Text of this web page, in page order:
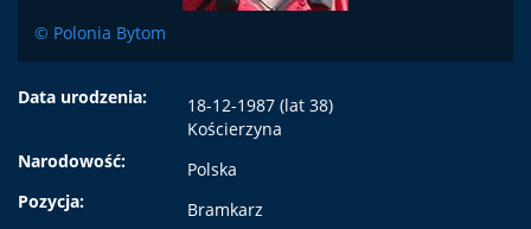
© Polonia Bytom
Data urodzenia:
18-12-1987 (lat 38)
Kościerzyna
Narodowość:
Polska
Pozycja:
Bramkarz